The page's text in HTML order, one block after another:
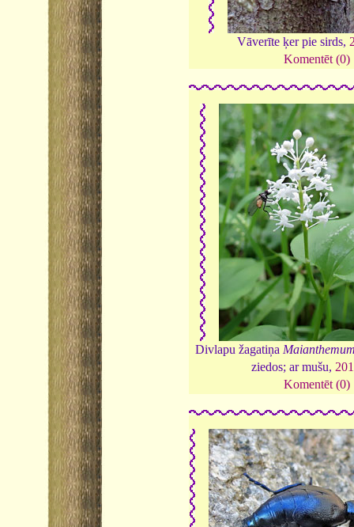
Vāverīte ķer pie sirds,
Komentēt (0)
Divlapu žagatiņa
ziedos; ar mušu,
Komentēt (0)